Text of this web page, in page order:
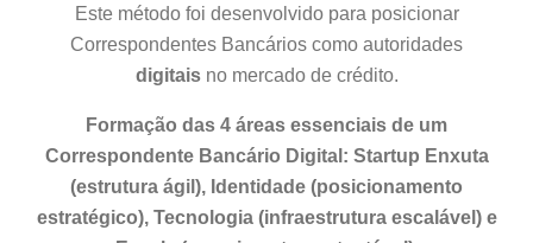
Este método foi desenvolvido para posicionar
Correspondentes Bancários como autoridades
digitais no mercado de crédito.
Formação das 4 áreas essenciais de um
Correspondente Bancário Digital: Startup Enxuta
(estrutura ágil), Identidade (posicionamento
estratégico), Tecnologia (infraestrutura escalável) e